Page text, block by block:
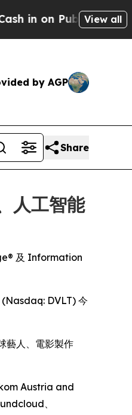
Owned oilFive
View all
by AGP
Share
人工智能
及 Information
DVLT) 今
藝人、電影製作
Austria and
、